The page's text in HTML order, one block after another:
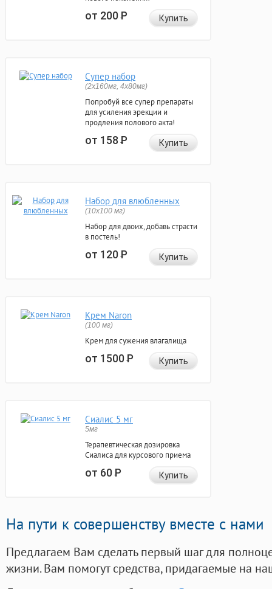
от 200Р Купить
Супер набор
(2х160мг, 4х80мг)
Попробуй все супер препараты
для усиления эрекции и
продления полового акта!
от 158Р Купить
Набор для влюбленных
(10х100 мг)
Набор для двоих, добавь страсти
в постель!
от 120Р Купить
Крем Naron
(100 мг)
Крем для сужения влагалища
от 1500Р Купить
Сиалис 5 мг
5мг
Терапевтическая дозировка
Сиалиса для курсового приема
от 60Р Купить
На пути к совершенству вместе с нами
Предлагаем Вам сделать первый шаг для
жизни. Вам помогут средства, придагаемые на